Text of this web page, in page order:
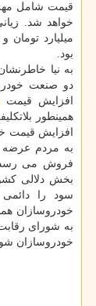
قیمت شامل
بود.
به نیا
دو صنعت
افزایش قیمت
همینطور
افزایش قیمت
به مردم عرضه
فروش می
بخش دلالی
سود را دائمی
خودروسازان
به شورای
خودروسازان